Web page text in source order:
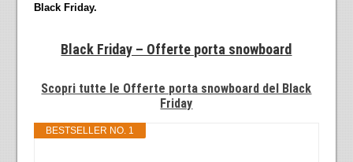
Black Friday.
Black Friday – Offerte porta snowboard
Scopri tutte le Offerte porta snowboard del Black
Friday
BESTSELLER NO. 1